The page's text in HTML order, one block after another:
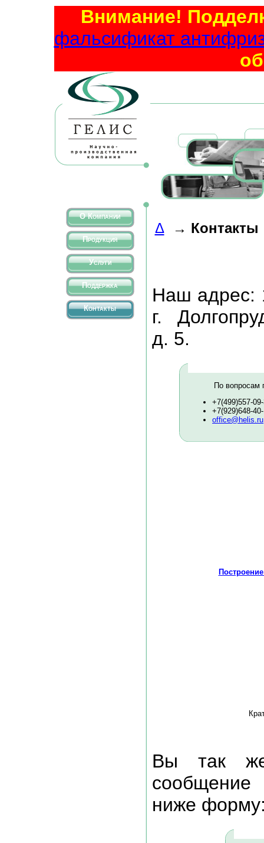
Внимание!
фальсификат
О Компании
Продукция
Услуги
Поддержка
Контакты
Δ→ Контакты
Наш адрес:
г.
д. 5.
По вопросам
+7(499)557-
+7(929)648-
office@helis.ru
Вы так
ниже